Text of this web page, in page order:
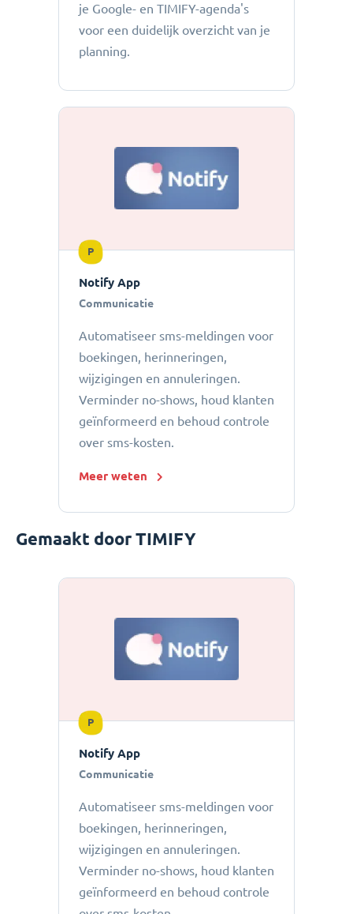
je Google- en TIMIFY-agenda's
voor een duidelijk overzicht van je
planning.
P
Notify App
Communicatie
Automatiseer sms-meldingen voor
boekingen, herinneringen,
wijzigingen en annuleringen.
Verminder no-shows, houd klanten
geïnformeerd en behoud controle
over sms-kosten.
Meer weten
Gemaakt door TIMIFY
P
Notify App
Communicatie
Automatiseer sms-meldingen voor
boekingen, herinneringen,
wijzigingen en annuleringen.
Verminder no-shows, houd klanten
geïnformeerd en behoud controle